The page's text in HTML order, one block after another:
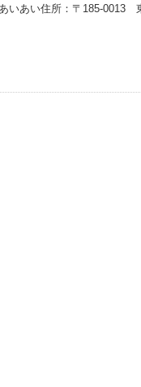
いあい住所：〒185-0013